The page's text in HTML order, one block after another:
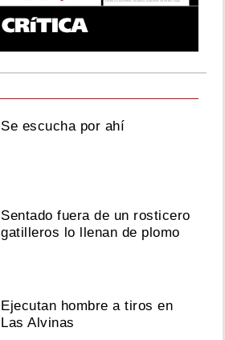
Se escucha por ahí
Sentado fuera de un rosticero
gatilleros lo llenan de plomo
Ejecutan hombre a tiros en
Las Alvinas